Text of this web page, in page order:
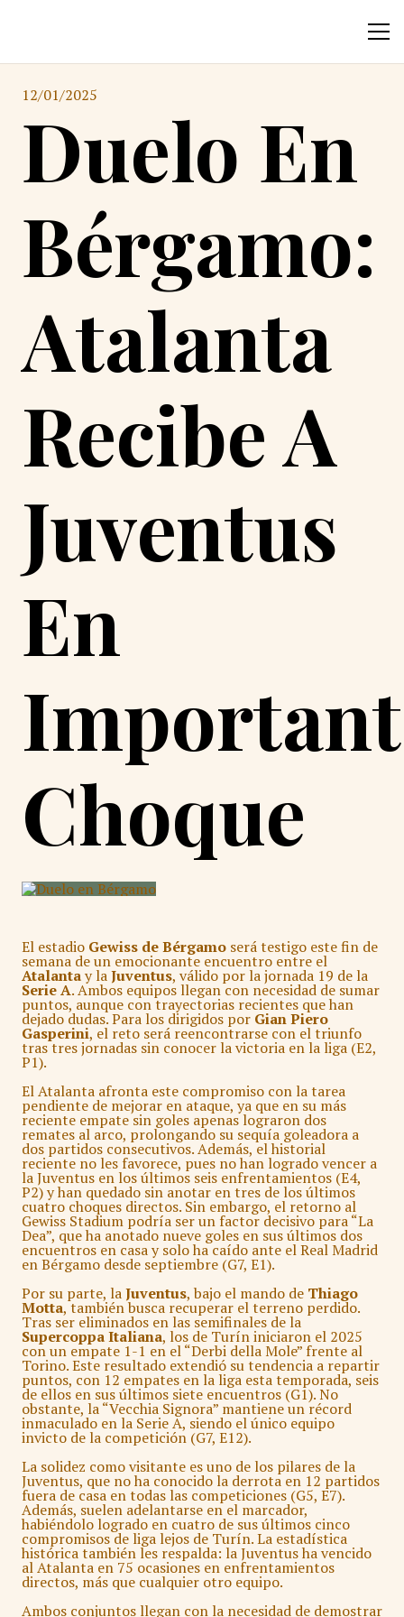
12/01/2025
Duelo En
Bérgamo:
Atalanta
Recibe A
Juventus
En
Choque
El estadio Gewiss de Bérgamo será testigo este fin de
semana de un emocionante encuentro entre el
Atalantay laJuventus, válido por la jornada 19 de la
Serie A. Ambos equipos llegan con necesidad de sumar
puntos, aunque con trayectorias recientes que han
dejado dudas. Para los dirigidos por Gian Piero
Gasperini, el reto será reencontrarse con el triunfo
tras tres jornadas sin conocer la victoria en la liga (E2,
P1).
El Atalanta afronta este compromiso con la tarea
pendiente de mejorar en ataque, ya que en su más
reciente empate sin goles apenas lograron dos
remates al arco, prolongando su sequía goleadora a
dos partidos consecutivos. Además, el historial
reciente no les favorece, pues no han logrado vencer a
la Juventus en los últimos seis enfrentamientos (E4,
P2) y han quedado sin anotar en tres de los últimos
cuatro choques directos. Sin embargo, el retorno al
Gewiss Stadium podría ser un factor decisivo para “La
Dea”, que ha anotado nueve goles en sus últimos dos
encuentros en casa y solo ha caído ante el Real Madrid
en Bérgamo desde septiembre (G7, E1).
Por su parte, laJuventus, bajo el mando de Thiago
Motta, también busca recuperar el terreno perdido.
Tras ser eliminados en las semifinales de la
Supercoppa Italiana, los de Turín iniciaron el 2025
con un empate 1-1 en el “Derbi della Mole” frente al
Torino. Este resultado extendió su tendencia a repartir
puntos, con 12 empates en la liga esta temporada, seis
de ellos en sus últimos siete encuentros (G1). No
obstante, la “Vecchia Signora” mantiene un récord
inmaculado en la Serie A, siendo el único equipo
invicto de la competición (G7, E12).
La solidez como visitante es uno de los pilares de la
Juventus, que no ha conocido la derrota en 12 partidos
fuera de casa en todas las competiciones (G5, E7).
Además, suelen adelantarse en el marcador,
habiéndolo logrado en cuatro de sus últimos cinco
compromisos de liga lejos de Turín. La estadística
histórica también les respalda: la Juventus ha vencido
al Atalanta en 75 ocasiones en enfrentamientos
directos, más que cualquier otro equipo.
Ambos conjuntos llegan con la necesidad de demostrar